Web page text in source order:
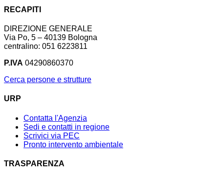
RECAPITI
DIREZIONE GENERALE
Via Po, 5 – 40139 Bologna
centralino: 051 6223811
P.IVA 04290860370
Cerca persone e strutture
URP
Contatta l'Agenzia
Sedi e contatti in regione
Scrivici via PEC
Pronto intervento ambientale
TRASPARENZA